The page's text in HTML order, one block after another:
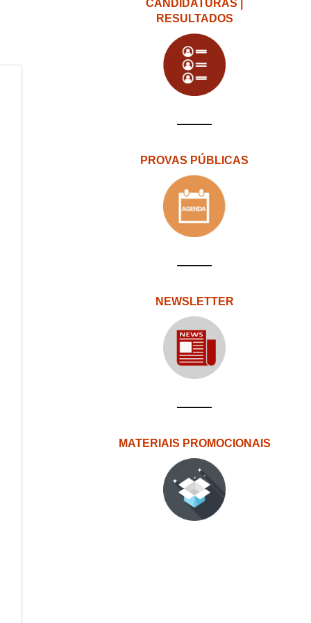
CANDIDATURAS |
RESULTADOS
PROVAS PÚBLICAS
NEWSLETTER
MATERIAIS PROMOCIONAIS